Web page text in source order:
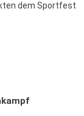
dem Sportfest